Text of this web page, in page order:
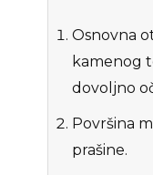
Osnovna
kamenog
dovoljno
Površina
prašine.